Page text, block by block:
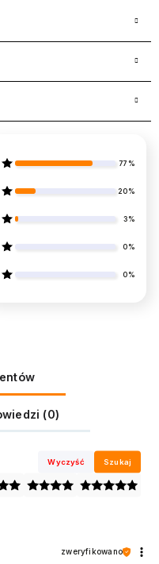
77%
20%
3%
0%
0%
(0)
Wyczyść Szukaj
zweryfikowano